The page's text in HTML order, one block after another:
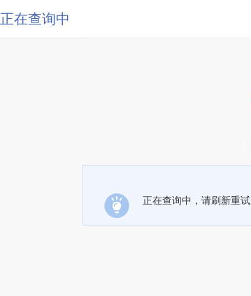
正在查询中
正在查询中，请刷新重试